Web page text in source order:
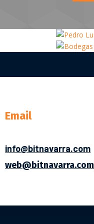
Email
info@bitnavarra.com
web@bitnavarra.com